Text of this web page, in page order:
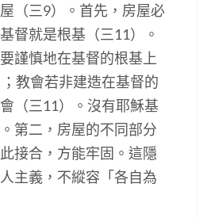
（三9）。首先，房屋必
督就是根基（三11）。
謹慎地在基督的根基上
教會若非建造在基督的
（三11）。沒有耶穌基
第二，房屋的不同部分
接合，方能牢固。這隱
主義，不縱容「各自為